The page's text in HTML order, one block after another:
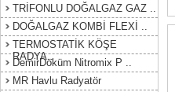
TRİFONLU DOĞALGAZ GAZ ..
DOĞALGAZ KOMBİ FLEXİ ..
TERMOSTATİK KÖŞE
RADYA..
DemirDöküm Nitromix P ..
MR Havlu Radyatör